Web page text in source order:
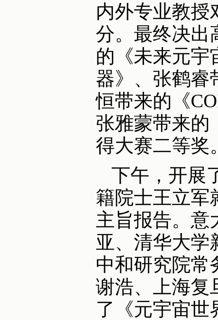
内外专业教授
分。最终决出
的《未来元宇
器》、张鹤睿
恒带来的《
张雅蒙带来的
得大赛二等奖
下午，开展
籍院士王立军
主旨报告。意
亚、清华大学
中和研究院常
谢浩、上海复
了《元宇宙世